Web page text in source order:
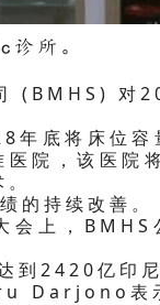
所。
(BMHS) 对
底将床位容
院，该医院
的持续改善。
会上，
到2420亿印
表示